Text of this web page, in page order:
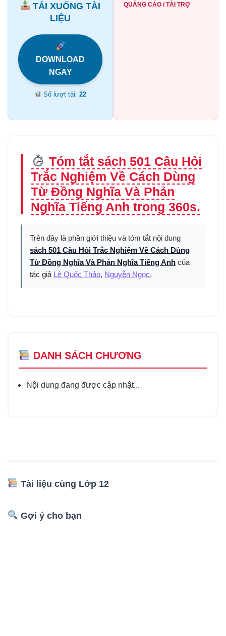
TẢI XUỐNG TÀI
LIỆU
DOWNLOAD
NGAY
Số lượt tải:22
QUẢNG CÁO / TÀI TRỢ
Tóm tắt sách 501 Câu Hỏi
Trắc Nghiệm Về Cách Dùng
Từ Đồng Nghĩa Và Phản
Nghĩa Tiếng Anh trong 360s.
Trên đây là phần giới thiệu và tóm tắt nội dung
sách 501 Câu Hỏi Trắc Nghiệm Về Cách Dùng
Từ Đồng Nghĩa Và Phản Nghĩa Tiếng Anh của
tác giả Lê Quốc Thảo, Nguyễn Ngọc.
DANH SÁCH CHƯƠNG
Nội dung đang được cập nhật...
Tài liệu cùng Lớp 12
Gợi ý cho bạn